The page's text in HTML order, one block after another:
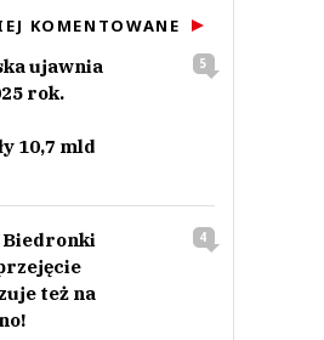
KOMENTOWANE
ujawnia
rok.
10,7 mld
5
Biedronki
też na
4